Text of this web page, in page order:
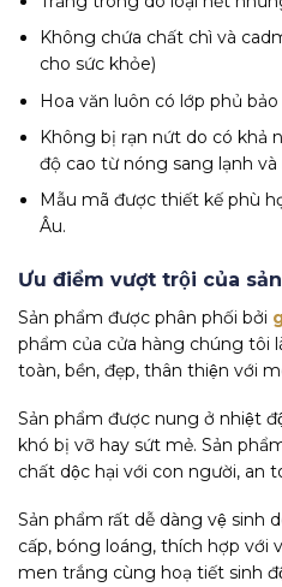
Không chứa chất chì và
cho sức khỏe)
Hoa văn luôn có lớp phủ
Không bị rạn nứt do có khả
độ cao từ nóng sang lạnh và
Mẫu mã được thiết kế phù
Âu.
Ưu điểm vượt trội của
Sản phẩm được phân phối bởi
phẩm của cửa hàng chúng tôi
toàn, bền, đẹp, thân thiện với
Sản phẩm được nung ở nhiệt
khó bị vỡ hay sứt mẻ. Sản
chất dộc hại với con người, an
Sản phẩm rất dễ dàng vệ sinh
cấp, bóng loáng, thích hợp với
men trắng cùng hoạ tiết sinh